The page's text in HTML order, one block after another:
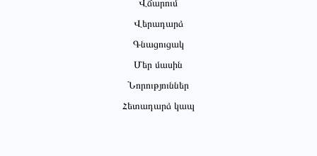
Վճարում
Վերադարձ
Գնացուցակ
Մեր մասին
Նորություններ
Հետադարձ կապ